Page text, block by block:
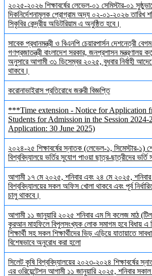
২০২৫-২০২৬ শিক্ষাবর্ষের লেভেল-০১ সেমিস্টার-০১
দিকনির্দেশনামূলক প্রোগ্রাম অদ্য ০২-০১-২০২৬ তারিখ
সিকৃবির কেন্দ্রীয় অডিটরিয়াম এ অনুষ্ঠিত হবে।
সাবেক প্রধানমন্ত্রী ও বিএনপি চেয়ারপার্সন দেশনেত্রী
গণপ্রজাতন্ত্রী বাংলাদেশ সরকার, জনপ্রশাসন মন্ত্রণালয়
অনুসারে আগামী ৩১ ডিসেম্বর ২০২৫, বুধবার নির্বাহী
থাকবে।
করোনাভাইরাস প্রতিরোধে জরুরী বিজ্ঞপ্তি
***Time extension - Notice for Application
Students for Admission in the Session
Application: 30 June 2025)
২০২৪-২৫ শিক্ষাবর্ষের স্নাতক (লেভেল-১, সিমেস্টার-১)
বিশ্ববিদ্যালয়ে ভর্তির সুযোগ পাওয়া ছাত্র-ছাত্রীদের ভর্তি
আগামী ১৭ মে ২০২৫, শনিবার এবং ২৪ মে ২০২৫, শনিবার
বিশ্ববিদ্যালয়ের সকল অফিস খোলা থাকবে এবং পূর্ব
চালু থাকবে।
আগামী ১১ জানুয়ারি ২০২৫ শনিবার এম সি কলেজ মাঠ
কুরআন মাহফিলে বিপুলসংখ্যক লোক সমাগম হবে বিধায় এ
শিক্ষার্থী সহ সকল শিক্ষার্থীদের ভিড় এড়িয়ে যাতায়াতে
বিশেষভাবে অনুরোধ করা হলো
সিলেট কৃষি বিশ্ববিদ্যালয়ের ২০২৩-২০২৪ শিক্ষাবর্ষের
এর ওরিয়েন্টেশন আগামী ১১ জানুয়ারি ২০২৫, শনিবার